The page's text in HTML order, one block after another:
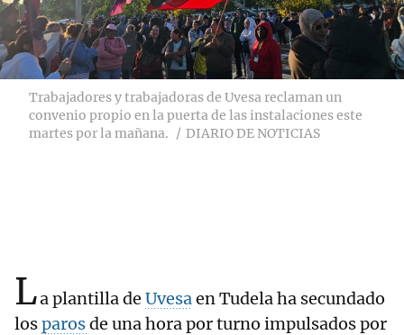
Trabajadores y trabajadoras de Uvesa reclaman un
convenio propio en la puerta de las instalaciones este
martes por la mañana.
DIARIO DE NOTICIAS
La plantilla de Uvesaen Tudela ha secundado
losparosde una hora por turno impulsados por